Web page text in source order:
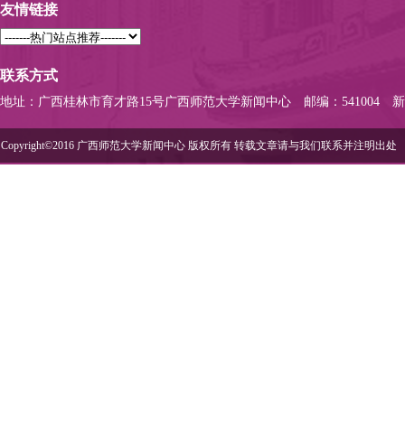
友情链接
联系方式
地址：广西桂林市育才路15号广西师范大学新闻中心 邮编：541004
Copyright©2016 广西师范大学新闻中心 版权所有 转载文章请与我们联系并注明出处